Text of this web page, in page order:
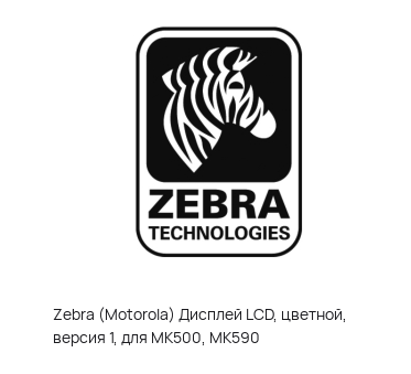
Zebra (Motorola) Дисплей LCD, цветной,
версия 1, для MK500, MK590